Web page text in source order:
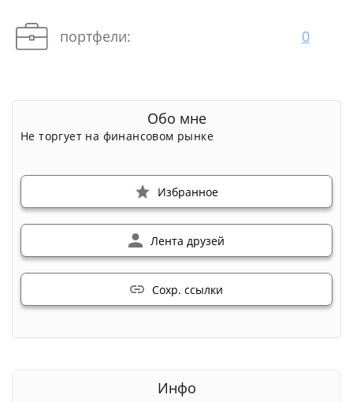
портфели: 0
Обо мне
Не торгует на финансовом рынке
Избранное
Лента друзей
Сохр. ссылки
Инфо